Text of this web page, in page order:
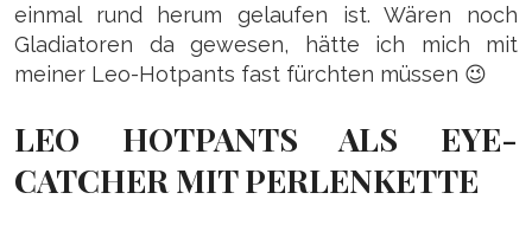
einmal rund herum gelaufen ist. Wären noch
Gladiatoren da gewesen, hätte ich mich mit
meiner Leo-Hotpants fast fürchten müssen 😉
LEO HOTPANTS ALS EYE-
CATCHER MIT PERLENKETTE